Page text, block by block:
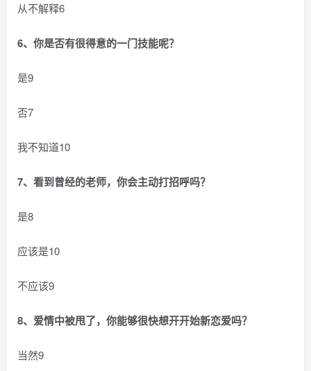
从不解释6
6、你是否有很得意的一门技能呢？
是9
否7
我不知道10
7、看到曾经的老师，你会主动打招呼吗？
是8
应该是10
不应该9
8、爱情中被甩了，你能够很快想开开始新恋爱吗？
当然9